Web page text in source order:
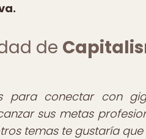
de
para conectar con
sus metas
temas te gustaría